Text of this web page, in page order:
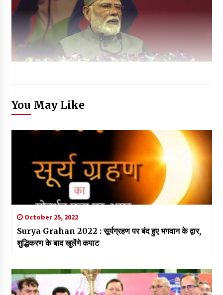
You May Like
October 25, 2022
Surya Grahan 2022 : सूर्यग्रहण पर बंद हुए भगवान के द्वार,
शुद्धिकरण के बाद खुलेंगे कपाट